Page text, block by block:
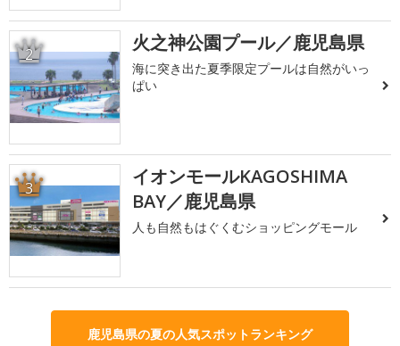
2 火之神公園プール／鹿児島県
海に突き出た夏季限定プールは自然がいっ
ぱい
3
イオンモールKAGOSHIMA
BAY／鹿児島県
人も自然もはぐくむショッピングモール
鹿児島県の夏の人気スポットランキング